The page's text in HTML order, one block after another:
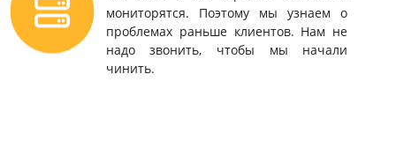
мониторятся. Поэтому мы узнаем о
проблемах раньше клиентов. Нам не
надо звонить, чтобы мы начали
чинить.